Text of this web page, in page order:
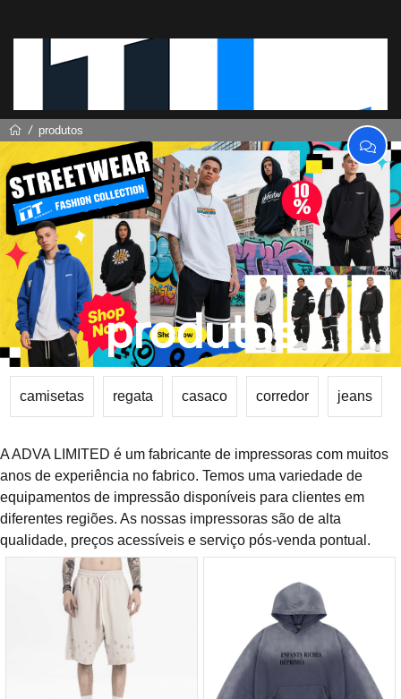
produtos
produtos
camisetas regata casaco corredor jeans
A ADVA LIMITED é um fabricante de impressoras com muitos
anos de experiência no fabrico. Temos uma variedade de
equipamentos de impressão disponíveis para clientes em
diferentes regiões. As nossas impressoras são de alta
qualidade, preços acessíveis e serviço pós-venda pontual.